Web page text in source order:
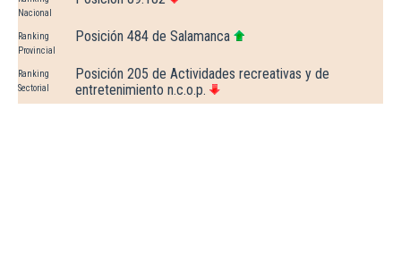
Nacional
Ranking
Provincial
Posición 484 de Salamanca
Ranking
Sectorial
Posición 205 de Actividades recreativas y de
entretenimiento n.c.o.p.